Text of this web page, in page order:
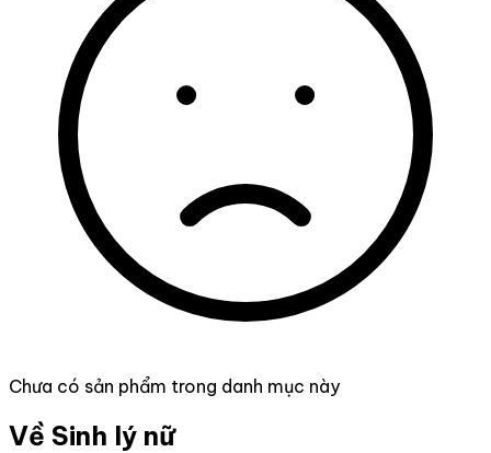
Chưa có sản phẩm trong danh mục này
Về Sinh lý nữ